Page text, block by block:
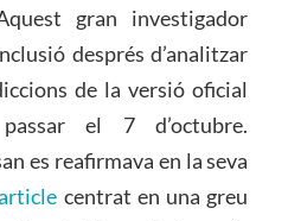
gran investigador
després d’analitzar
de la versió oficial
el 7 d’octubre.
es reafirmava en la seva
centrat en una greu